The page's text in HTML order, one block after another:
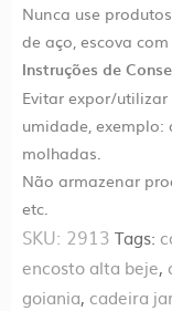
Nunca use
de aço, escova
Instruções de
Evitar expor/
umidade, exemplo:
molhadas.
Não armazenar
etc.
SKU: 2913 Tags:
encosto alta beje,
goiania, cadeira